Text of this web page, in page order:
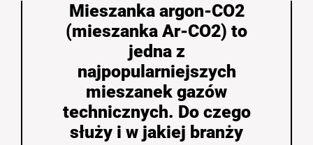
Mieszanka argon-CO2
(mieszanka Ar-CO2) to
jedna z
najpopularniejszych
mieszanek gazów
technicznych. Do czego
służy i w jakiej branży